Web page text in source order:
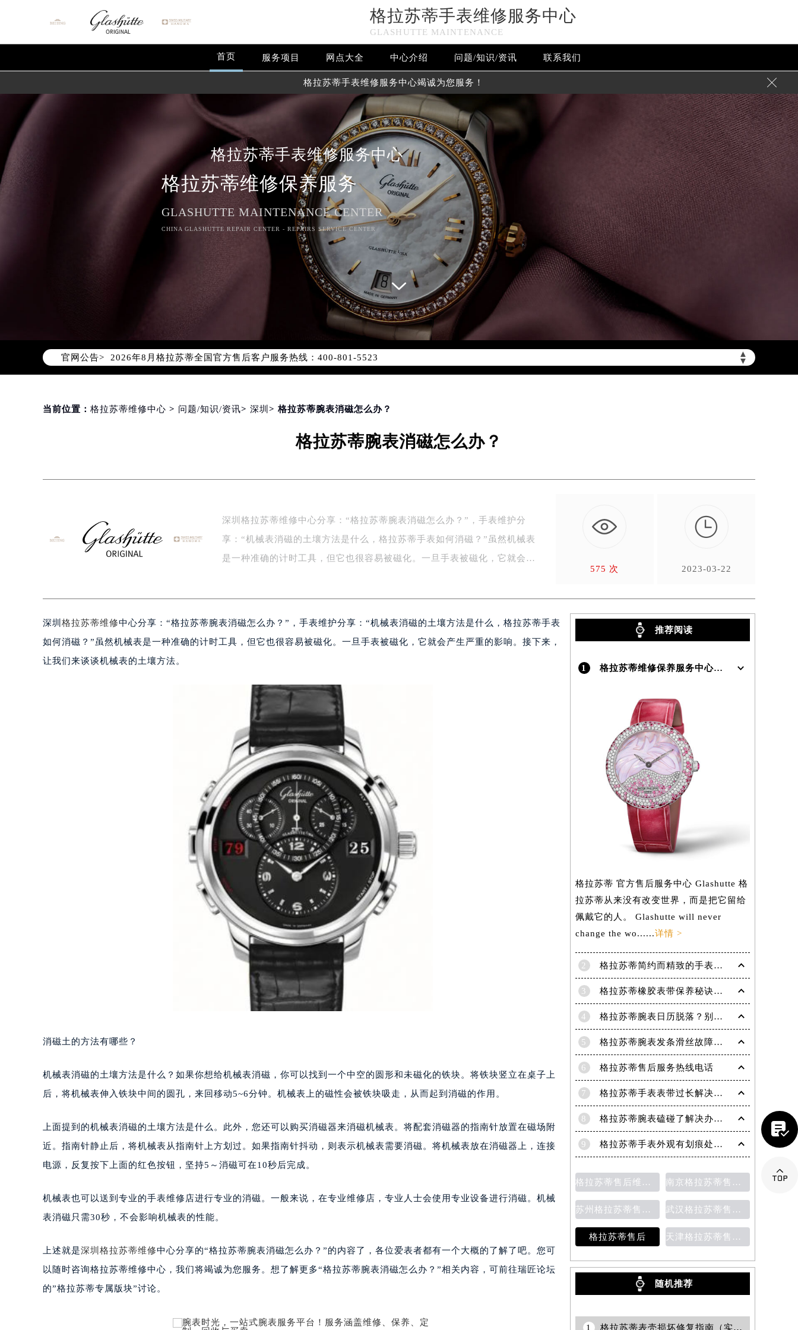
格拉苏蒂手表维修服务中心
GLASHUTTE MAINTENANCE
首页 服务项目 网点大全 中心介绍 问题/知识/资讯 联系我们
格拉苏蒂手表维修服务中心竭诚为您服务！ 
格拉苏蒂手表维修服务中心
格拉苏蒂维修保养服务
GLASHUTTE MAINTENANCE CENTER
CHINA GLASHUTTE REPAIR CENTER - REPAIRS SERVICE CENTER
官网公告> ▲
▼
2026年8月格拉苏蒂中国区售后服务网络优化升级公告
2026年8月格拉苏蒂全国官方售后客户服务热线：400-801-5523
格拉苏蒂官方全国统一服务热线400-801-5523，服务覆盖中国大陆、香港、澳门、台湾全部区域（非大陆需加拨“+86”）
2026年8月格拉苏蒂售后服务中心最新网点地址：
北京市东城区东长安街1号东方广场写字楼W3座6层602室（需提前预约）
上海市徐汇区虹桥路3号港汇中心写字楼2座37层3705室（需提前预约）
扬州市邗江区国展路29号星耀天地写字楼1号楼18层1803室（需提前预约）
盐城市盐都区世纪大道5号盐城金融城写字楼1号楼16层1604室（需提前预约）
泰州市海陵区永定东路399号置地商务中心东塔写字楼（华润万象城）17层1706室（需提前预约）
绍兴市越城区胜利东路379号世茂天际中心写字楼8层805室（需提前预约）
嘉兴市南湖区广益路705号嘉兴世界贸易中心写字楼A座13层1304室（需提前预约）
南昌市红谷滩新区红谷中大道998号绿地双子塔（中央广场）A1座办公楼14层07室（需提前预约）
广州市天河区天河路230号万菱汇国际中心写字楼A塔7层704室（需提前预约）
广州市越秀区环市东路371-375号世界贸易中心大厦南塔写字楼15层07室（需提前预约）
深圳市罗湖区深南东路5001号华润大厦写字楼17层1701室（需提前预约）
惠州市惠城区江北文昌一路7号华贸大厦写字楼1座30层05室（需提前预约）
厦门市思明区湖滨东路95号华润大厦写字楼B座11层1104室（需提前预约）
福州市鼓楼区五四路128-1号恒力城写字楼15层03室（需提前预约）
成都市锦江区人民东路6号SAC东原中心写字楼24层2406B室（需提前预约）
重庆市江北区观音桥步行街2号融恒时代广场写字楼9层902室（需提前预约）
长沙市芙蓉区定王台街道建湘路393号世茂环球金融中心写字楼（芙蓉广场）10层13室（需提前预约）
郑州市二七区铭功路10号华润大厦写字楼29层2905室（需提前预约）
太原市迎泽区解放路15号亨得利名表服务中心（品牌授权店）3层整层（需提前预约）
沈阳市沈河区中街路137号亨得利名表服务中心（品牌授权店）1层整层（需提前预约）
沈阳市沈河区中街路83号亨得利名表服务中心（品牌授权店）1层整层（需提前预约）
乌鲁木齐市天山区红山路26号时代广场（CCMALL）C座17层17-B（需提前预约）
温州市鹿城区锦绣路1067号置信广场10层1015室（需提前预约）
哈尔滨市道里区友谊西路600号富力中心T2座写字楼29层03室（需提前预约）
大连市中山区人民路15号国际金融大厦7层G室（需提前预约）
佛山市禅城区季华五路57号万科金融中心C座12层1205室（需提前预约）
东莞市东城街道鸿福东路1号民盈国贸中心T1写字楼9层907室（需提前预约）
无锡市梁溪区人民中路139号恒隆广场写字楼1座11层1104室（需提前预约）
苏州市苏州工业园区星港街199号苏州中心办公楼C座22层08室（需提前预约）
南宁市青秀区金湖路59号地王大厦12楼1224室（需提前预约）
合肥市蜀山区潜山路111号万象城华润大厦B座12楼03室（需提前预约）
青岛市南区山东路6号华润大厦B座22层04室（需提前预约）
贵阳市南明区都司高架桥路33号亨特国际金融中心14楼14D（需提前预约）
石家庄市长安区中山东路39号勒泰中心写字楼B座13层07室（需提前预约）
西安市碑林区南关正街88号华侨城长安国际中心E座6楼10室（需提前预约）
唐山市路南区新华东道100号万达广场写字楼A座10层1002室（需提前预约）
台州市椒江区东海大道1800号腾达中心东1幢20楼2002室（需提前预约）
内蒙古自治区呼和浩特市玉泉区大学西街70号华润万象城写字楼（鄂尔多斯大厦）23层2326室（需提前预约）
重庆市解放碑渝中区民权路28号英利国际金融中心写字楼20层01室（需提前预约）
当前位置： 格拉苏蒂维修中心 > 问题/知识/资讯> 深圳 > 格拉苏蒂腕表消磁怎么办？
格拉苏蒂腕表消磁怎么办？
深圳格拉苏蒂维修中心分享：“格拉苏蒂腕表消磁怎么办？”，手表维护分
享：“机械表消磁的土壤方法是什么，格拉苏蒂手表如何消磁？”虽然机械表
是一种准确的计时工具，但它也很容易被磁化。一旦手表被磁化，它就会产
575 次

2023-03-22
深圳 格拉苏蒂维修中心分享：“格拉苏蒂腕表消磁怎么办？”，手表维护分享：“机械表消磁的土壤方法是什么，格拉苏蒂手表
如何消磁？”虽然机械表是一种准确的计时工具，但它也很容易被磁化。一旦手表被磁化，它就会产生严重的影响。接下来，
让我们来谈谈机械表的土壤方法。
消磁土的方法有哪些？
机械表消磁的土壤方法是什么？如果你想给机械表消磁，你可以找到一个中空的圆形和未磁化的铁块。将铁块竖立在桌子上
后，将机械表伸入铁块中间的圆孔，来回移动5~6分钟。机械表上的磁性会被铁块吸走，从而起到消磁的作用。
上面提到的机械表消磁的土壤方法是什么。此外，您还可以购买消磁器来消磁机械表。将配套消磁器的指南针放置在磁场附
近。指南针静止后，将机械表从指南针上方划过。如果指南针抖动，则表示机械表需要消磁。将机械表放在消磁器上，连接
电源，反复按下上面的红色按钮，坚持5～消磁可在10秒后完成。
机械表也可以送到专业的手表维修店进行专业的消磁。一般来说，在专业维修店，专业人士会使用专业设备进行消磁。机械
表消磁只需30秒，不会影响机械表的性能。
上述就是深圳格拉苏蒂维修中心分享的“格拉苏蒂腕表消磁怎么办？”的内容了，各位爱表者都有一个大概的了解了吧。您可
以随时咨询格拉苏蒂维修中心，我们将竭诚为您服务。想了解更多“格拉苏蒂腕表消磁怎么办？”相关内容，可前往瑞匠论坛
的”格拉苏蒂专属版块”讨论。
推荐阅读
1 格拉苏蒂维修保养服务中心介绍 | Glashutte
格拉苏蒂 官方售后服务中心 Glashutte 格
拉苏蒂从来没有改变世界，而是把它留给
佩戴它的人。 Glashutte will never
change the wo......详情 >
2 格拉苏蒂简约而精致的手表，Lady Serenade Karree腕表
3 格拉苏蒂橡胶表带保养秘诀：守护彩虹色彩，拒绝老化
4 格拉苏蒂腕表日历脱落？别急，这里有解决妙招
5 格拉苏蒂腕表发条滑丝故障？专业修复技巧大揭秘
6 格拉苏蒂售后服务热线电话
7 格拉苏蒂手表表带过长解决方法（轻松调整佩戴舒适度指南）
8 格拉苏蒂腕表磕碰了解决办法汇总（日常保养与修复技巧）
9 格拉苏蒂手表外观有划痕处理方法详解（轻松修复爱表的小技巧）
格拉苏蒂售后维修保养价目表 南京格拉苏蒂售后维修保养费用说明
苏州格拉苏蒂售后维修保养价目表 武汉格拉苏蒂售后维修保养费用
格拉苏蒂售后 天津格拉苏蒂售后维修保养费用价目表
随机推荐
1 格拉苏蒂表壳损坏修复指南（实用技巧与步骤）

